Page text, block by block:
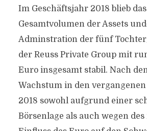
Im Geschäftsjahr 2018 blieb das
Gesamtvolumen der Assets
Adminstration der fünf
der Reuss Private Group mit
Euro insgesamt stabil. Nach
Wachstum in den
2018 sowohl aufgrund einer
Börsenlage als auch wegen